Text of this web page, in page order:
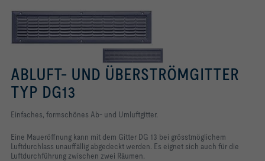
ABLUFT- UND ÜBERSTRÖMGITTER
TYP DG13
Einfaches, formschönes Ab- und Umluftgitter.
Eine Maueröffnung kann mit dem Gitter DG 13 bei grösstmöglichem
Luftdurchlass unauffällig abgedeckt werden. Es eignet sich auch für die
Luftdurchführung zwischen zwei Räumen.